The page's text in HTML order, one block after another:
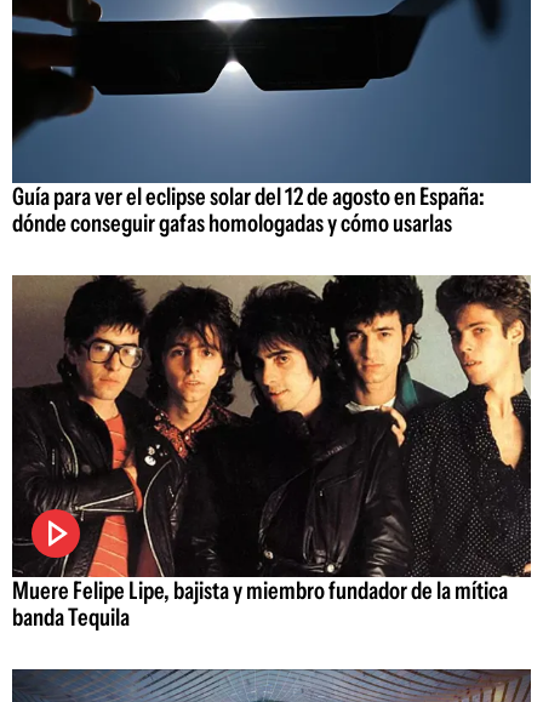
Guía para ver el eclipse solar del 12 de agosto en España:
dónde conseguir gafas homologadas y cómo usarlas
Muere Felipe Lipe, bajista y miembro fundador de la mítica
banda Tequila